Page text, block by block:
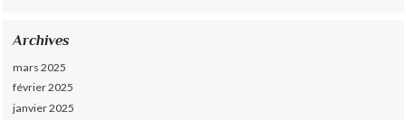
Archives
mars 2025
février 2025
janvier 2025